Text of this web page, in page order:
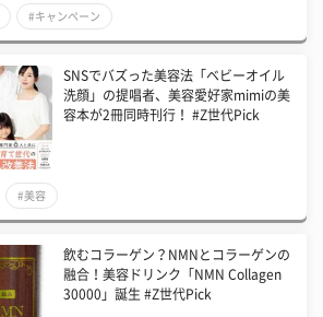
#キャンペーン
SNSでバズった美容法「ベビーオイル
洗顔」の提唱者、美容愛好家mimiの美
容本が2冊同時刊行！ #Z世代Pick
#美容
飲むコラーゲン？NMNとコラーゲンの
融合！美容ドリンク「NMN Collagen
30000」誕生 #Z世代Pick